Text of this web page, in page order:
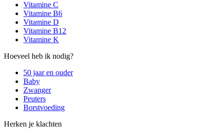
Vitamine C
Vitamine B6
Vitamine D
Vitamine B12
Vitamine K
Hoeveel heb ik nodig?
50 jaar en ouder
Baby
Zwanger
Peuters
Borstvoeding
Herken je klachten